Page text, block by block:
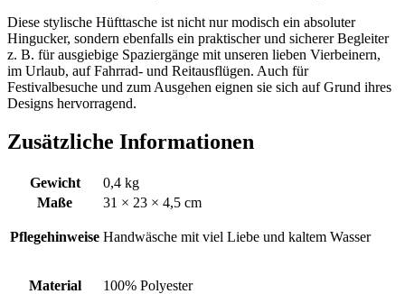
Diese stylische Hüfttasche ist nicht nur modisch ein absoluter
Hingucker, sondern ebenfalls ein praktischer und sicherer Begleiter
z. B. für ausgiebige Spaziergänge mit unseren lieben Vierbeinern,
im Urlaub, auf Fahrrad- und Reitausflügen. Auch für
Festivalbesuche und zum Ausgehen eignen sie sich auf Grund ihres
Designs hervorragend.
Zusätzliche Informationen
Gewicht
0,4 kg
Maße
31 × 23 × 4,5 cm
Pflegehinweise Handwäsche mit viel Liebe und kaltem Wasser
Material 100% Polyester